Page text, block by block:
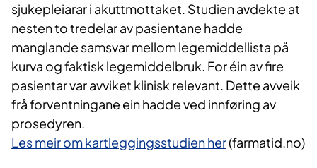
sjukepleiarar i akuttmottaket. Studien avdekte at
nesten to tredelar av pasientane hadde
manglande samsvar mellom legemiddellista på
kurva og faktisk legemiddelbruk. For éin av fire
pasientar var avviket klinisk relevant. Dette avveik
frå forventningane ein hadde ved innføring av
prosedyren.
Les meir om kartleggingsstudien her(farmatid.no)